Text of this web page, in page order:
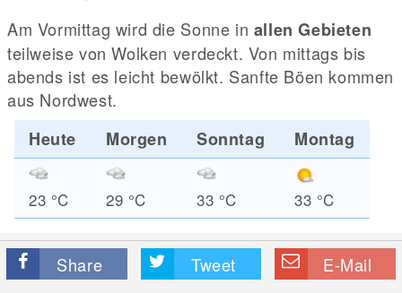
Am Vormittag wird die Sonne in allen Gebieten
teilweise von Wolken verdeckt. Von mittags bis
abends ist es leicht bewölkt. Sanfte Böen kommen
aus Nordwest.
Heute
Morgen Sonntag Montag
23 °C 29 °C 33 °C 33 °C
Share Tweet E-Mail